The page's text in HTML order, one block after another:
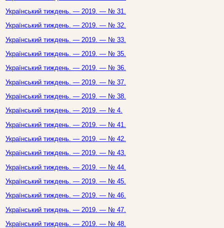
Український тиждень. — 2019. — № 31.
Український тиждень. — 2019. — № 32.
Український тиждень. — 2019. — № 33.
Український тиждень. — 2019. — № 35.
Український тиждень. — 2019. — № 36.
Український тиждень. — 2019. — № 37.
Український тиждень. — 2019. — № 38.
Український тиждень. — 2019. — № 4.
Український тиждень. — 2019. — № 41.
Український тиждень. — 2019. — № 42.
Український тиждень. — 2019. — № 43.
Український тиждень. — 2019. — № 44.
Український тиждень. — 2019. — № 45.
Український тиждень. — 2019. — № 46.
Український тиждень. — 2019. — № 47.
Український тиждень. — 2019. — № 48.